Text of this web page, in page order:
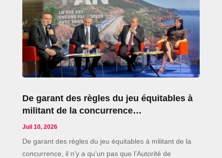
De garant des règles du jeu équitables à
militant de la concurrence…
Juil 10, 2026
De garant des règles du jeu équitables à militant de la
concurrence, il n’y a qu’un pas que l’Autorité de